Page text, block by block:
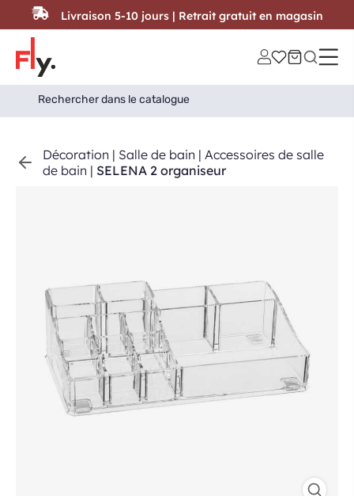
Passer au contenu
Search
for:
Search Button
Décoration | Salle de bain | Accessoires de salle
de bain | SELENA 2 organiseur
Livraison 5-10 jours | Retrait gratuit en magasin